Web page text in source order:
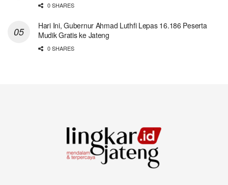
0 SHARES
Hari Ini, Gubernur Ahmad Luthfi Lepas 16.186 Peserta
Mudik Gratis ke Jateng
0 SHARES